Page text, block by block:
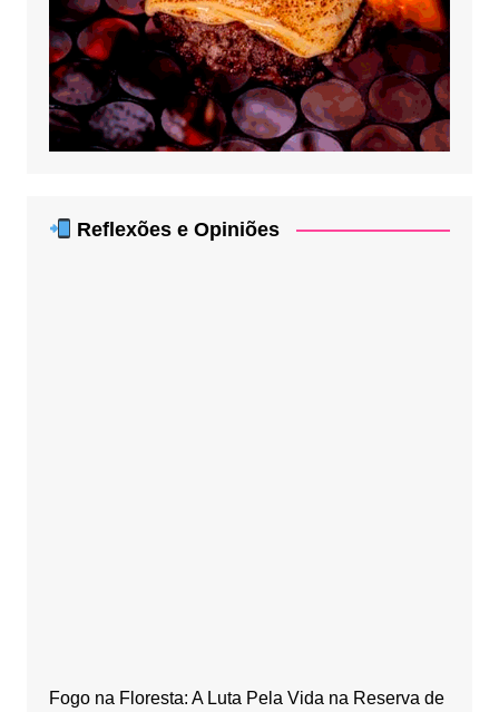
Reflexões e Opiniões
Fogo na Floresta: A Luta Pela Vida na Reserva de